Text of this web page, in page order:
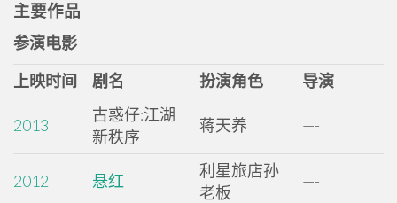
主要作品
参演电影
上映时间
剧名 扮演角色 导演
2013
古惑仔:江湖
新秩序
蒋天养 —-
2012 悬红
利星旅店孙
老板
—-